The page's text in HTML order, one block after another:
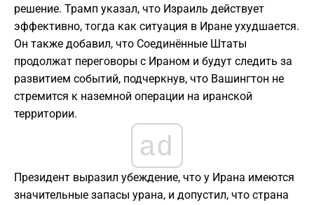
решение. Трамп указал, что Израиль действует
эффективно, тогда как ситуация в Иране ухудшается.
Он также добавил, что Соединённые Штаты
продолжат переговоры с Ираном и будут следить за
развитием событий, подчеркнув, что Вашингтон не
стремится к наземной операции на иранской
территории.
ad
Президент выразил убеждение, что у Ирана имеются
значительные запасы урана, и допустил, что страна